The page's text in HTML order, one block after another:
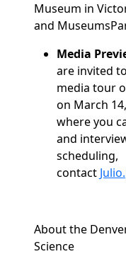
Museum in
and
Media
are invited
media tour
on March
where you
and
scheduling,
contact
About the
Science